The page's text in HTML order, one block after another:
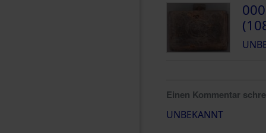
Einen Kommentar
UNBEKANNT